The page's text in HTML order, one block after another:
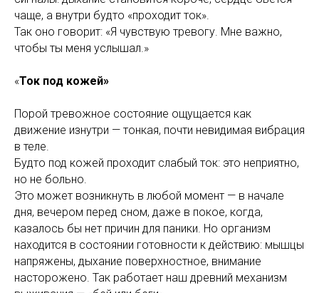
чаще, а внутри будто «проходит ток».
Так оно говорит: «Я чувствую тревогу. Мне важно,
чтобы ты меня услышал.»
«Ток под кожей»
Порой тревожное состояние ощущается как
движение изнутри — тонкая, почти невидимая вибрация
в теле.
Будто под кожей проходит слабый ток: это неприятно,
но не больно.
Это может возникнуть в любой момент — в начале
дня, вечером перед сном, даже в покое, когда,
казалось бы нет причин для паники. Но организм
находится в состоянии готовности к действию: мышцы
напряжены, дыхание поверхностное, внимание
насторожено. Так работает наш древний механизм